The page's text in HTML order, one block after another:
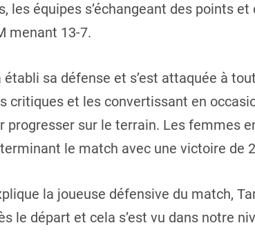
les équipes s’échangeant des points
menant 13-7.
établi sa défense et s’est attaquée à
critiques et les convertissant en
progresser sur le terrain. Les femmes
le match avec une victoire de
la joueuse défensive du match,
le départ et cela s’est vu dans notre